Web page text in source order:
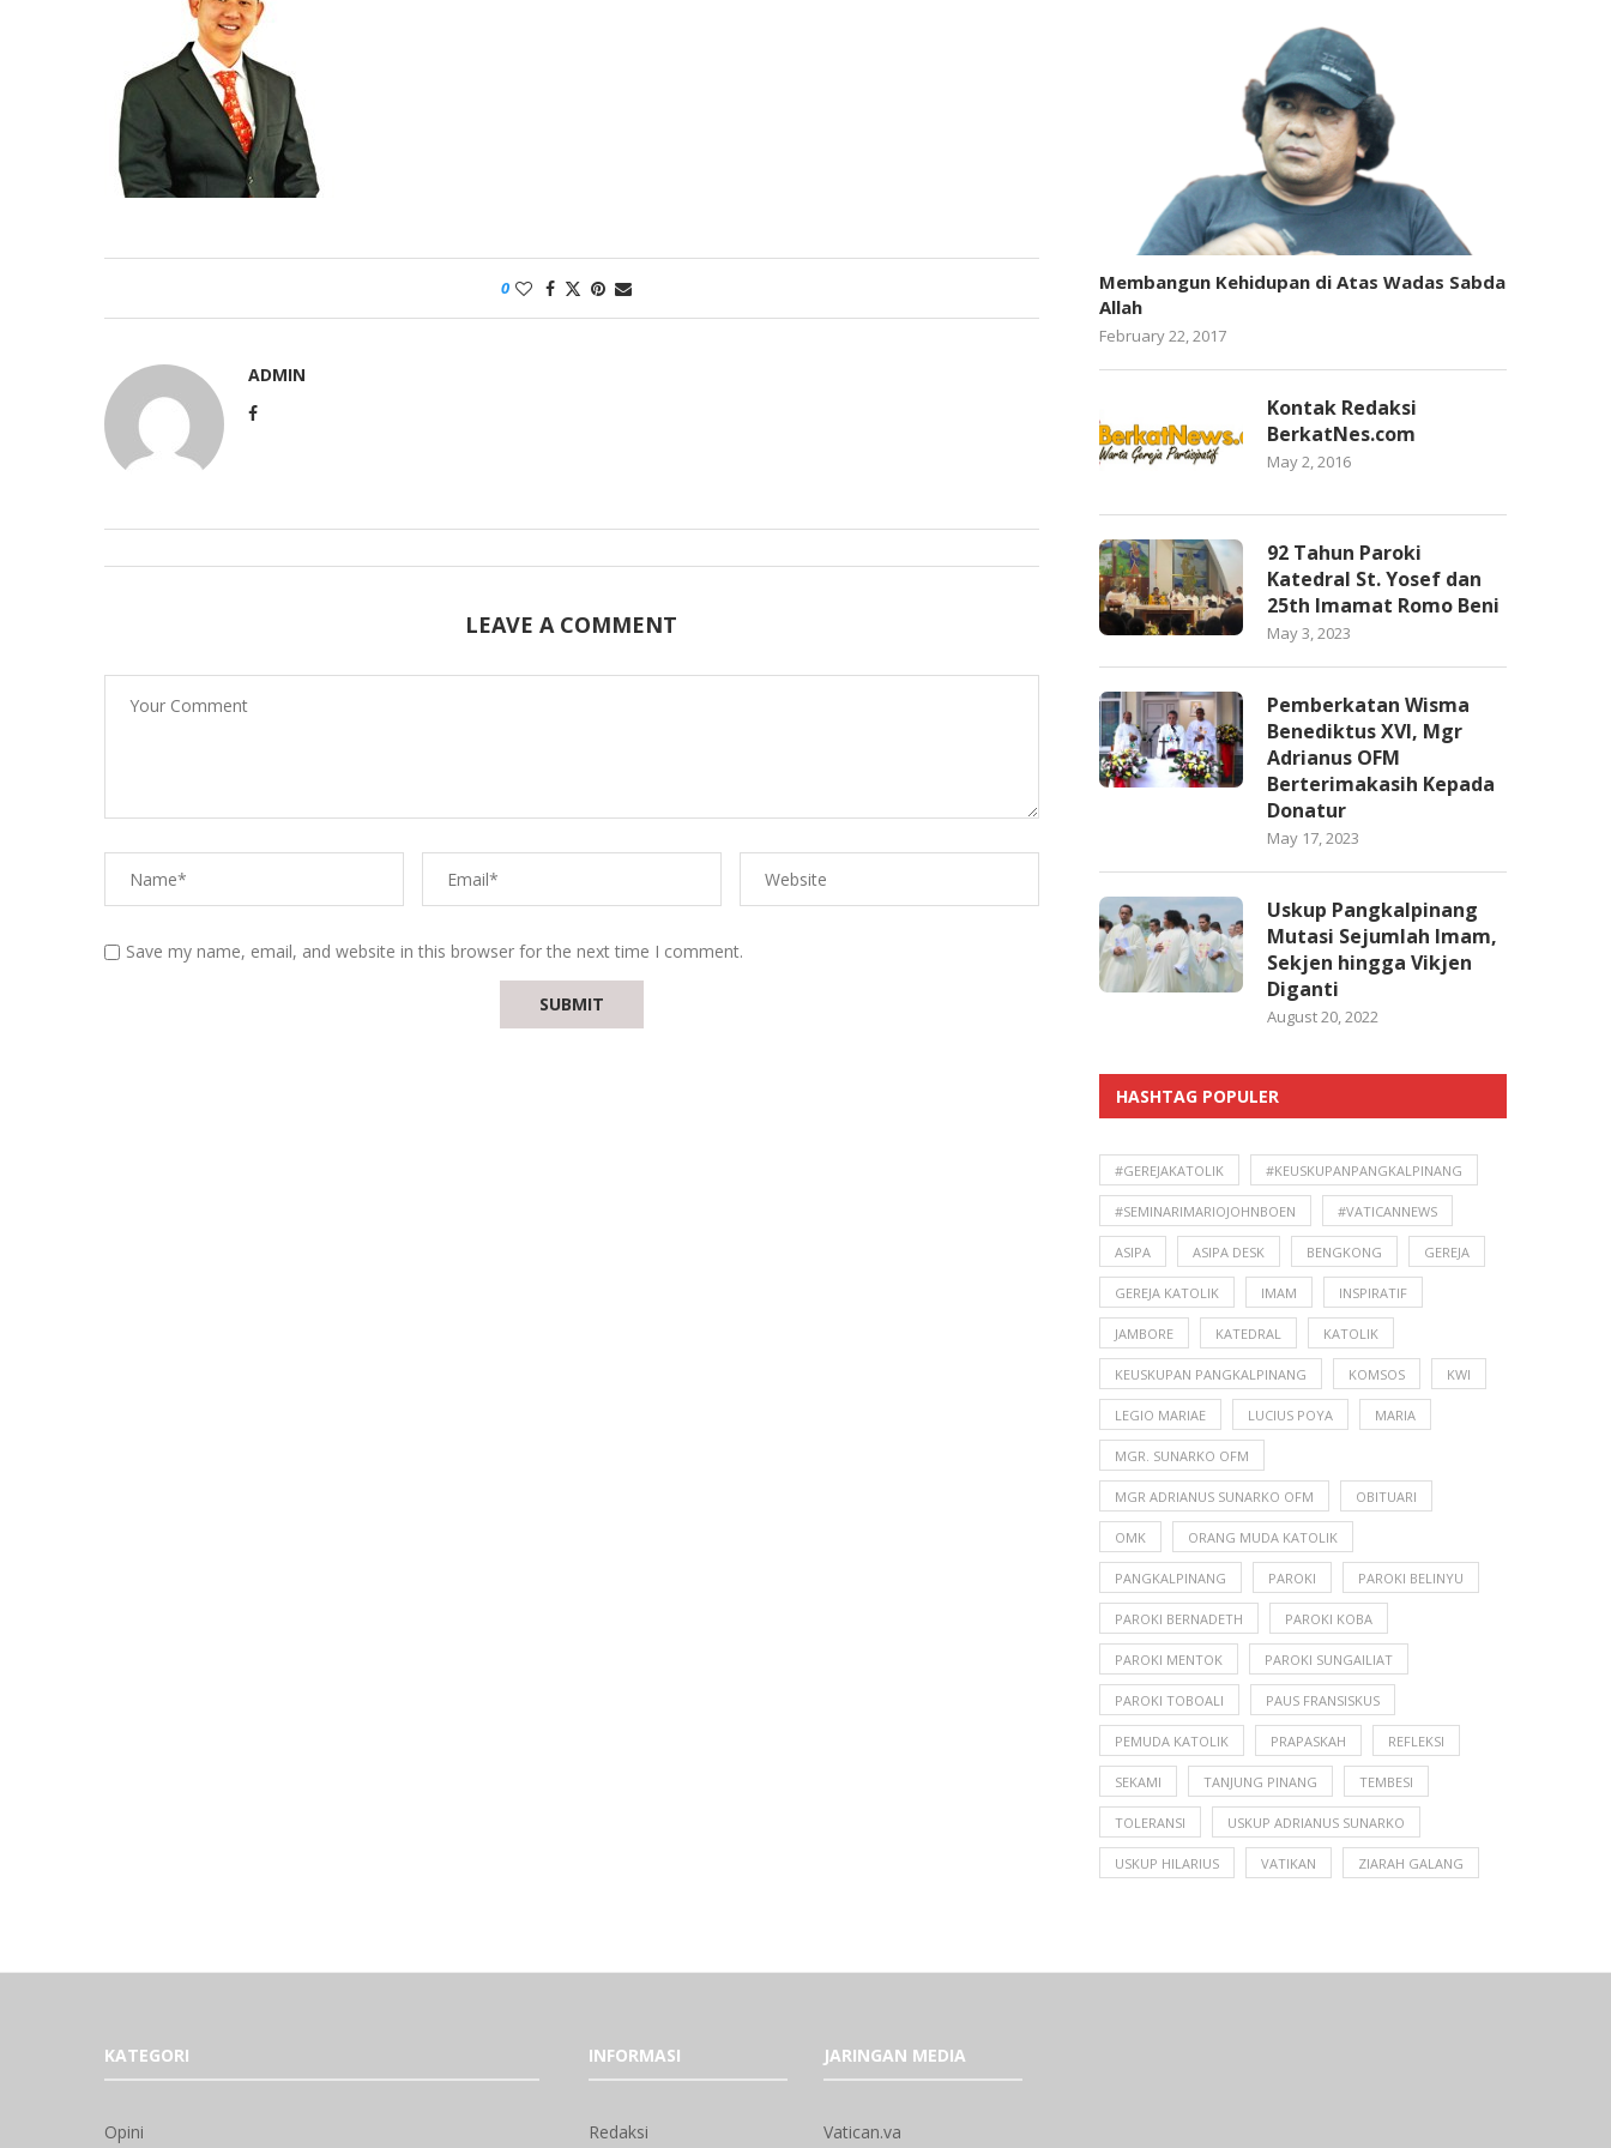
0
ADMIN
LEAVE A COMMENT
Save my name, email, and website in this browser for the next time I comment.
Membangun Kehidupan di Atas Wadas Sabda
Allah
February 22, 2017
Kontak Redaksi
BerkatNes.com
May 2, 2016
92 Tahun Paroki
Katedral St. Yosef dan
25th Imamat Romo Beni
May 3, 2023
Pemberkatan Wisma
Benediktus XVI, Mgr
Adrianus OFM
Berterimakasih Kepada
Donatur
May 17, 2023
Uskup Pangkalpinang
Mutasi Sejumlah Imam,
Sekjen hingga Vikjen
Diganti
August 20, 2022
HASHTAG POPULER
#GEREJAKATOLIK #KEUSKUPANPANGKALPINANG
#SEMINARIMARIOJOHNBOEN #VATICANNEWS
ASIPA ASIPA DESK BENGKONG GEREJA
GEREJA KATOLIK IMAM INSPIRATIF
JAMBORE KATEDRAL KATOLIK
KEUSKUPAN PANGKALPINANG KOMSOS KWI
LEGIO MARIAE LUCIUS POYA MARIA
MGR. SUNARKO OFM
MGR ADRIANUS SUNARKO OFM OBITUARI
OMK ORANG MUDA KATOLIK
PANGKALPINANG PAROKI PAROKI BELINYU
PAROKI BERNADETH PAROKI KOBA
PAROKI MENTOK PAROKI SUNGAILIAT
PAROKI TOBOALI PAUS FRANSISKUS
PEMUDA KATOLIK PRAPASKAH REFLEKSI
SEKAMI TANJUNG PINANG TEMBESI
TOLERANSI USKUP ADRIANUS SUNARKO
USKUP HILARIUS VATIKAN ZIARAH GALANG
KATEGORI
Opini
INFORMASI
Redaksi
JARINGAN MEDIA
Vatican.va